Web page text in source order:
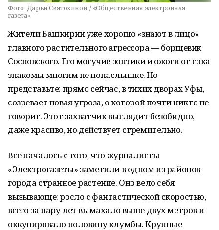
Фото: Дарьи Святохиной. / «Общественная электронная
газета».
Жители Башкирии уже хорошо «знают в лицо»
главного растительного агрессора — борщевик
Сосновского. Его могучие зонтики и ожоги от сока
знакомы многим не понаслышке. Но
представьте: прямо сейчас, в тихих дворах Уфы,
созревает новая угроза, о которой почти никто не
говорит. Этот захватчик выглядит безобидно,
даже красиво, но действует стремительно.
Всё началось с того, что журналисты
«Электрогазеты» заметили в одном из районов
города странное растение. Оно вело себя
вызывающе: росло с фантастической скоростью,
всего за пару лет вымахало выше двух метров и
оккупировало половину клумбы. Крупные